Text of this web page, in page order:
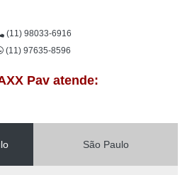
(11) 98033-6916
(11) 97635-8596
Pav atende:
São Paulo